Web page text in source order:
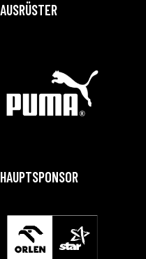
AUSRÜSTER
HAUPTSPONSOR